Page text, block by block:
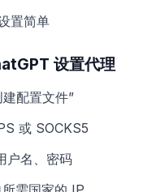
置简单
设置代理
配置文件”
或 SOCKS5
户名、密码